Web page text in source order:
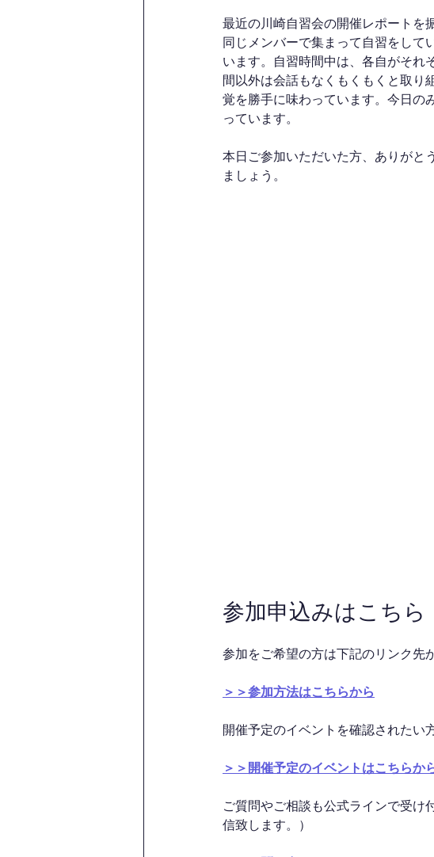
最近の川崎自習会の開催レポートを
同じメンバーで集まって自習をして
います。自習時間中は、各自がそれ
間以外は会話もなくもくもくと取り
覚を勝手に味わっています。今日の
っています。
本日ご参加いただいた方、ありがと
ましょう。
参加申込みはこちら
参加をご希望の方は下記のリンク先
＞＞参加方法はこちらから
開催予定のイベントを確認されたい
＞＞開催予定のイベントはこちらか
ご質問やご相談も公式ラインで受け
信致します。）